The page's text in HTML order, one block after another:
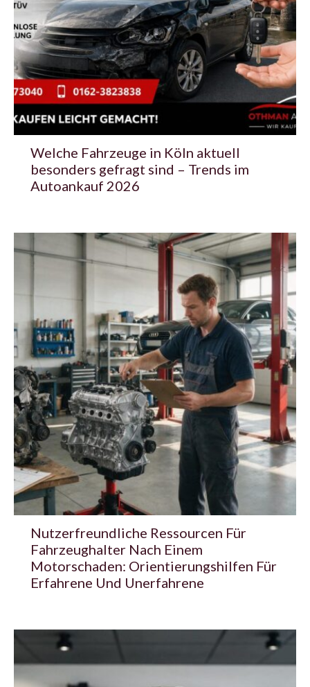
Welche Fahrzeuge in Köln aktuell
besonders gefragt sind – Trends im
Autoankauf 2026
Nutzerfreundliche Ressourcen Für
Fahrzeughalter Nach Einem
Motorschaden: Orientierungshilfen Für
Erfahrene Und Unerfahrene